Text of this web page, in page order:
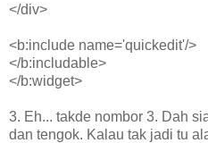
</div>
<b:include name='quickedit'/>
</b:includable>
</b:widget>
3. Eh... takde nombor 3. Dah
dan tengok. Kalau tak jadi tu